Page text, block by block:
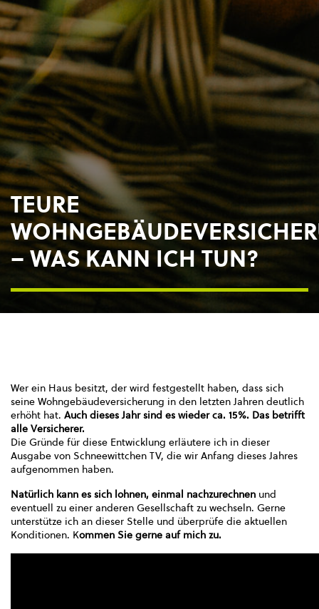
TEURE
– WAS KANN ICH TUN?
Wer ein Haus besitzt, der wird festgestellt haben, dass sich
seine Wohngebäudeversicherung in den letzten Jahren deutlich
erhöht hat. Auch dieses Jahr sind es wieder ca. 15%. Das betrifft
alle Versicherer.
Die Gründe für diese Entwicklung erläutere ich in dieser
Ausgabe von Schneewittchen TV, die wir Anfang dieses Jahres
aufgenommen haben.
Natürlich kann es sich lohnen, einmal nachzurechnen und
eventuell zu einer anderen Gesellschaft zu wechseln. Gerne
unterstütze ich an dieser Stelle und überprüfe die aktuellen
Konditionen. Kommen Sie gerne auf mich zu.